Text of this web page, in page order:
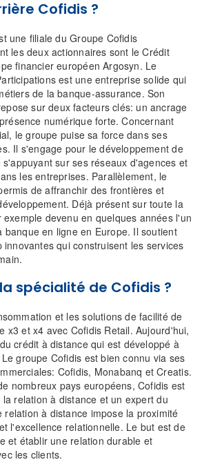
Cofidis ?
une filiale du Groupe Cofidis
les deux actionnaires sont le Crédit
financier européen Argosyn. Le
est une entreprise solide qui
de la banque-assurance. Son
sur deux facteurs clés: un ancrage
numérique forte. Concernant
le groupe puise sa force dans ses
Il s'engage pour le développement de
sur ses réseaux d'agences et
les entreprises. Parallèlement, le
de affranchir des frontières et
Déjà présent sur toute la
devenu en quelques années l'un
banque en ligne en Europe. Il soutient
innovantes qui construisent les services
spécialité de Cofidis ?
et les solutions de facilité de
x3 et x4 avec Cofidis Retail. Aujourd'hui,
crédit à distance qui est développé à
groupe Cofidis est bien connu via ses
Cofidis, Monabanq et Creatis.
nombreux pays européens, Cofidis est
relation à distance et un expert du
relation à distance impose la proximité
l'excellence relationnelle. Le but est de
et établir une relation durable et
les clients.